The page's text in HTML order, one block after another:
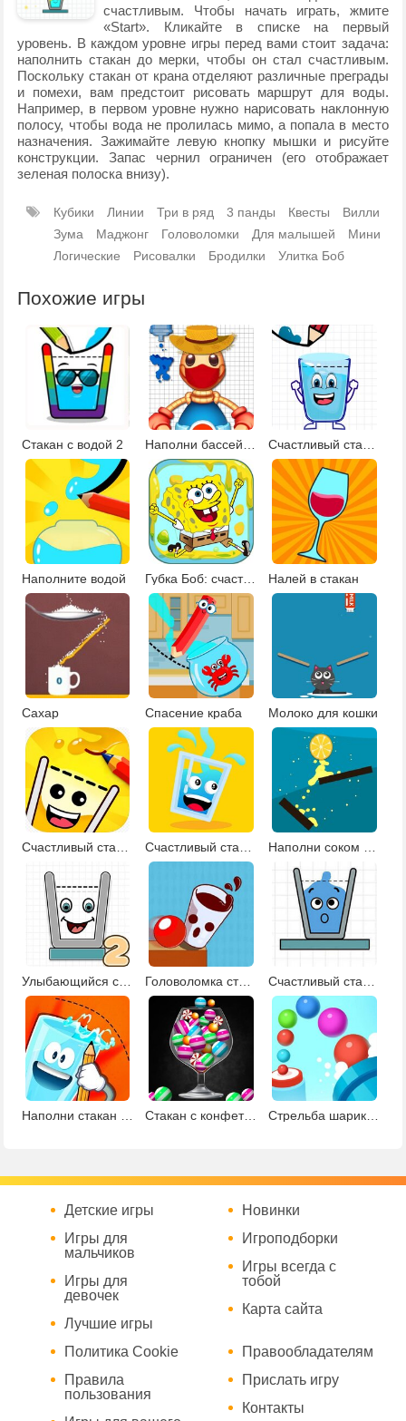
счастливым. Чтобы начать играть, жмите
«Start». Кликайте в списке на первый
уровень. В каждом уровне игры перед вами стоит задача:
наполнить стакан до мерки, чтобы он стал счастливым.
Поскольку стакан от крана отделяют различные преграды
и помехи, вам предстоит рисовать маршрут для воды.
Например, в первом уровне нужно нарисовать наклонную
полосу, чтобы вода не пролилась мимо, а попала в место
назначения. Зажимайте левую кнопку мышки и рисуйте
конструкции. Запас чернил ограничен (его отображает
зеленая полоска внизу).
Кубики Линии Три в ряд 3 панды Квесты
Вилли
Зума
Маджонг Головоломки Для малышей
Мини
Логические
Рисовалки Бродилки Улитка Боб
Похожие игры
Стакан с водой 2
Наполните водой Губка Боб: счастливый стакан Налей в стакан
Сахар Спасение краба Молоко для кошки
Улыбающийся стакан 2 Головоломка стакан
Стакан с конфетами Стрельба шариками из пушки
Детские игры
Игры для
мальчиков
Игры для
девочек
Лучшие игры
Новинки
Игроподборки
Игры всегда с
тобой
Карта сайта
Политика Cookie
Правила
пользования
Правообладателям
Прислать игру
Контакты